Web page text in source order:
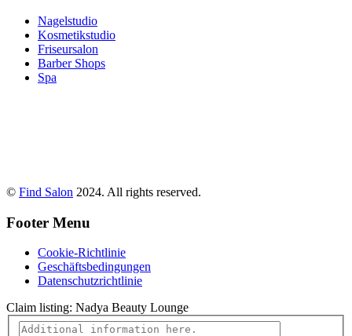
Nagelstudio
Kosmetikstudio
Friseursalon
Barber Shops
Spa
© Find Salon 2024. All rights reserved.
Footer Menu
Cookie-Richtlinie
Geschäftsbedingungen
Datenschutzrichtlinie
Claim listing: Nadya Beauty Lounge